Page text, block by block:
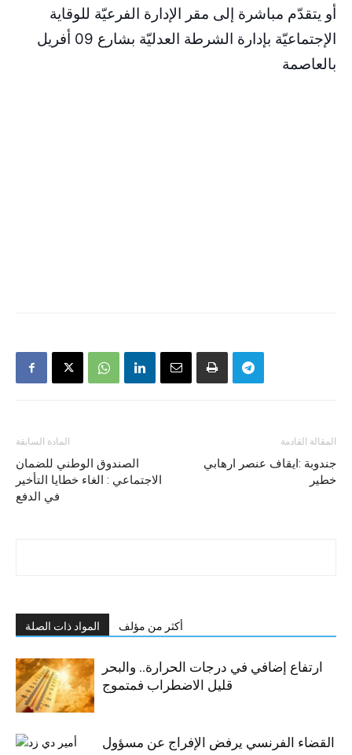
أو يتقدّم مباشرة إلى مقر الإدارة الفرعيّة للوقاية
الإجتماعيّة بإدارة الشرطة العدليّة بشارع 09 أفريل
بالعاصمة
المادة السابقة
الصندوق الوطني للضمان
الاجتماعي : الغاء خطايا التأخير
في الدفع
المقالة القادمة
جندوبة :ايقاف عنصر ارهابي
خطير
المواد ذات الصلة أكثر من مؤلف
ارتفاع إضافي في درجات الحرارة.. والبحر
قليل الاضطراب فمتموج
القضاء الفرنسي يرفض الإفراج عن مسؤول